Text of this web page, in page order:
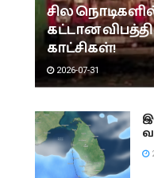
சில
கட்டான
காட்சிகள்!
2026-07-31